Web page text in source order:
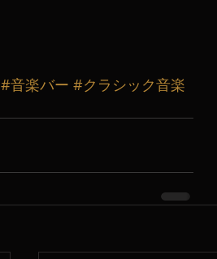
#音楽バー #クラシック音楽